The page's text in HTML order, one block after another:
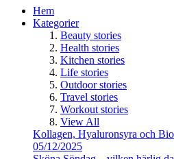
Hem
Kategorier
Beauty stories
Health stories
Kitchen stories
Life stories
Outdoor stories
Travel stories
Workout stories
View All
Kollagen, Hyaluronsyra och
05/12/2025